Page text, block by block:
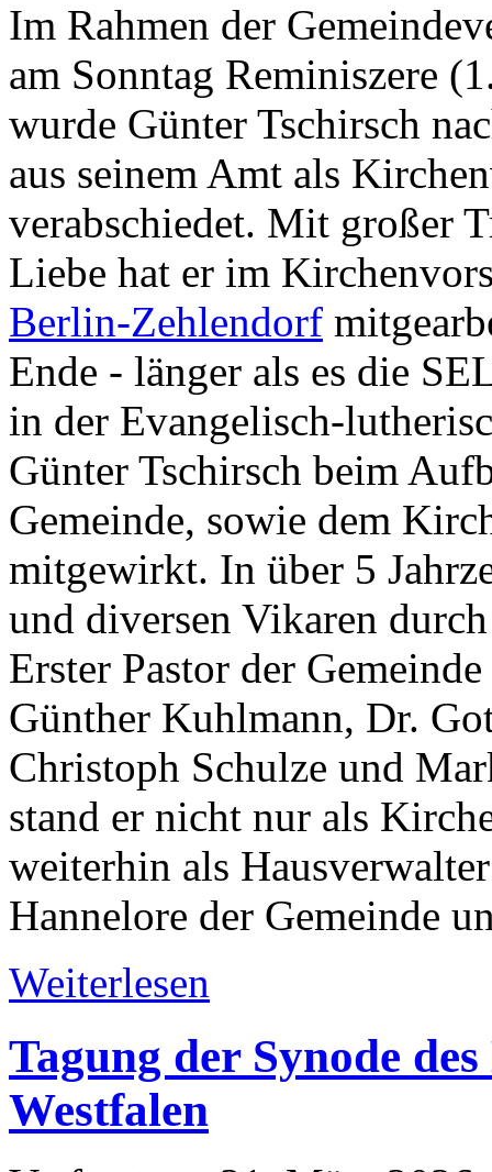
Im Rahmen der
am Sonntag Reminiszere
wurde Günter Tschirsch
aus seinem Amt als
verabschiedet. Mit großer
Liebe hat er im
Berlin-Zehlendorf
Ende - länger als es die
in der Evangelisch-
Günter Tschirsch beim
Gemeinde, sowie dem
mitgewirkt. In über 5
und diversen Vikaren
Erster Pastor der
Günther Kuhlmann, Dr.
Christoph Schulze und
stand er nicht nur als
weiterhin als
Hannelore der Gemeinde
Weiterlesen
Tagung der Synode
Westfalen